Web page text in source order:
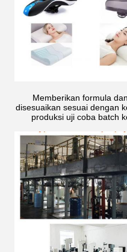
Memberikan formula
disesuaikan sesuai dengan
produksi uji coba batch